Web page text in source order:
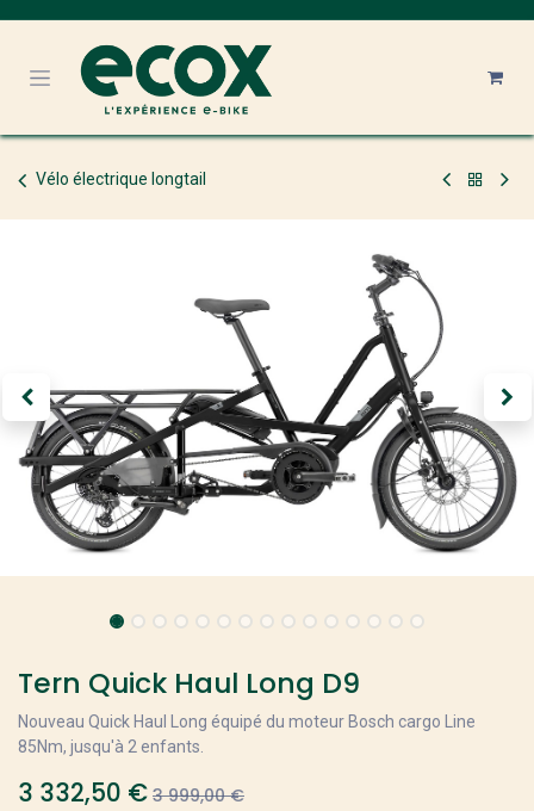
Vélo électrique longtail
Tern Quick Haul Long D9
Nouveau Quick Haul Long équipé du moteur Bosch cargo Line
85Nm, jusqu'à 2 enfants.
3 332,50 € 3 999,00€